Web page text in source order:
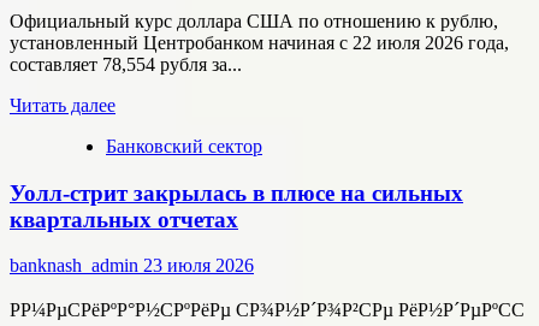
Официальный курс доллара США по отношению к рублю,
установленный Центробанком начиная с 22 июля 2026 года,
составляет 78,554 рубля за...
Читать далееПрочитать
о
доллара
и
евро,
установленные
ЦБ
РФ
на
Банковский сектор
Уолл-стрит закрылась в плюсе на сильных
квартальных отчетах
banknash_admin 23 июля 2026
РР¼РµСРёРºР°Р½СРºРёРµ СР¾Р½Р´Р¾Р²СРµ РёР½Р´РµРºСС